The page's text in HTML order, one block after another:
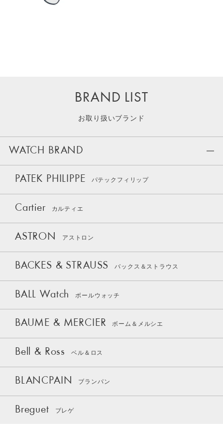
BRAND LIST
お取り扱いブランド
WATCH BRAND
PATEK PHILIPPE パテックフィリップ
Cartier カルティエ
ASTRON アストロン
BACKES & STRAUSS バックス＆ストラウス
BALL Watch ボールウォッチ
BAUME & MERCIER ボーム＆メルシエ
Bell & Ross ベル＆ロス
BLANCPAIN ブランパン
Breguet ブレゲ